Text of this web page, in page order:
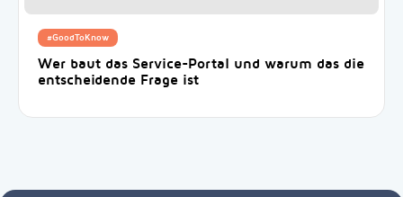
#GoodToKnow
Wer baut das Service-Portal und warum das die
entscheidende Frage ist